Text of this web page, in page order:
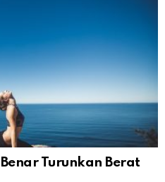
Turunkan Berat